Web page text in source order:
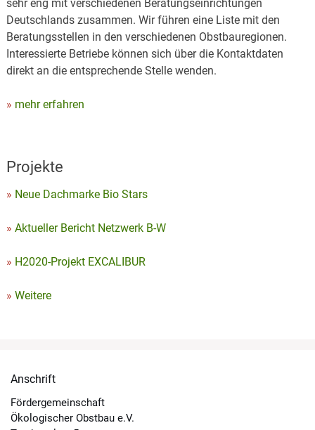
sehr eng mit verschiedenen Beratungseinrichtungen
Deutschlands zusammen. Wir führen eine Liste mit den
Beratungsstellen in den verschiedenen Obstbauregionen.
Interessierte Betriebe können sich über die Kontaktdaten
direkt an die entsprechende Stelle wenden.
mehr erfahren
Projekte
Neue Dachmarke Bio Stars
Aktueller Bericht Netzwerk B-W
H2020-Projekt EXCALIBUR
Weitere
Anschrift
Fördergemeinschaft
Ökologischer Obstbau e.V.